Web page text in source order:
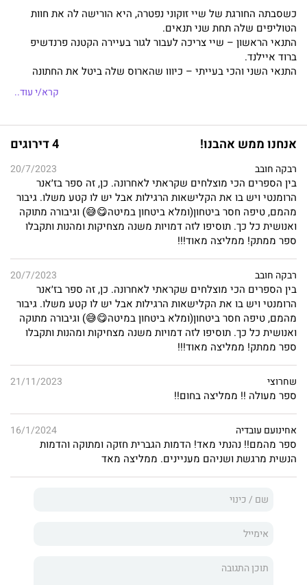
כשסבתה החורגת של שיי זוקוני נפטרה, היא הורישה לה את חוות
הטוליפים שלה תחת שני תנאים.
התנאי הראשון – שיי צריכה לעבור לגור בעיירה הקטנה פרנדשיפ
ברוד איילנד.
התנאי השני והכי בעייתי – כיוון שהארוס שלה ביטל את החתונה
כדי להציל את הבית האמיתי היחיד שהכירה מימיה.
נואה בארדן אהב את שיי זוקוני עוד מימי בית הספר התיכון. לא שהוא
מכדי להזמין לדייט את הבחורה היפהפייה והפופולרית.
השנים עברו, וכעת נואה הוא אב חד־הורי לאחייניתו. עיקר עיסוקו הוא
ניהול העסק המשפחתי.
הדבר האחרון שמעניין אותו הוא אהבתו מימי בית הספר.
עד ששיי חוזרת לעיירת הילדות שלהם והופכת את חייו.
קרא/י עוד..
אנחנו ממש אהבנו! 4 דירוגים
רבקה חובב 20/7/2023
בין הספרים הכי מוצלחים שקראתי לאחרונה. כן, זה ספר בז׳אנר
הרומנטי ויש בו את הקלישאות הרגילות אבל יש לו קטע משלו. גיבור
מהמם, טיפה חסר ביטחון(ומלא ביטחון במיטה😋😅) וגיבורה מתוקה
ואנושית כל כך. תוסיפו לזה דמויות משנה מצחיקות ומהנות ותקבלו
ספר ממתק! ממליצה מאוד!!!
רבקה חובב 20/7/2023
בין הספרים הכי מוצלחים שקראתי לאחרונה. כן, זה ספר בז׳אנר
הרומנטי ויש בו את הקלישאות הרגילות אבל יש לו קטע משלו. גיבור
מהמם, טיפה חסר ביטחון(ומלא ביטחון במיטה😋😅) וגיבורה מתוקה
ואנושית כל כך. תוסיפו לזה דמויות משנה מצחיקות ומהנות ותקבלו
ספר ממתק! ממליצה מאוד!!!
שחרוצי 21/11/2023
ספר מעולה !! ממליצה בחום!!
אחינועם עובדיה 16/1/2024
ספר מהמם!! נהנתי מאד! הדמות הגברית חזקה ומתוקה והדמות
הנשית מרגשת ושניהם מעניינים. ממליצה מאד